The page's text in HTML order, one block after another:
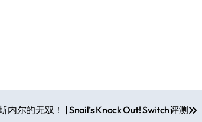
内尔的无双！ | Snail’s Knock Out! Switch评测